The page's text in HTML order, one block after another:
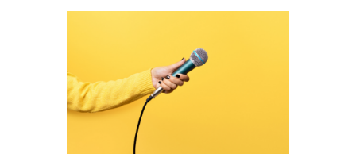
SEDI
NEWS
PODCAST CUB